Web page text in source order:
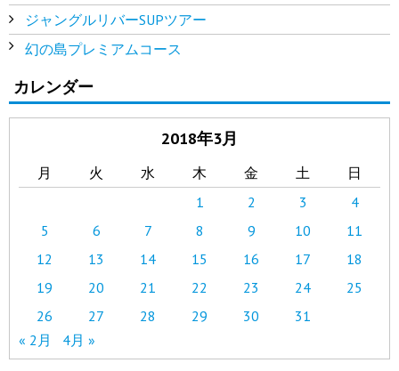
ジャングルリバーSUPツアー
幻の島プレミアムコース
カレンダー
2018年3月
月 火 水 木 金 土
日
1
2 3
4
5
6 7 8 9 10
11
12
13 14 15 16 17
18
19
20 21 22 23 24
25
26
27 28 29 30
31
« 2月
4月 »